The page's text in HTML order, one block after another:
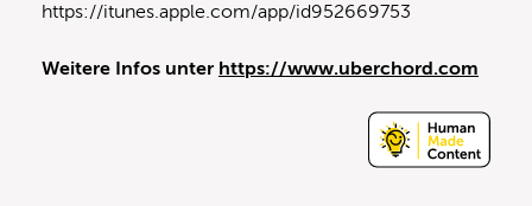
https://itunes.apple.com/app/id952669753
Weitere Infos unter https://www.uberchord.com